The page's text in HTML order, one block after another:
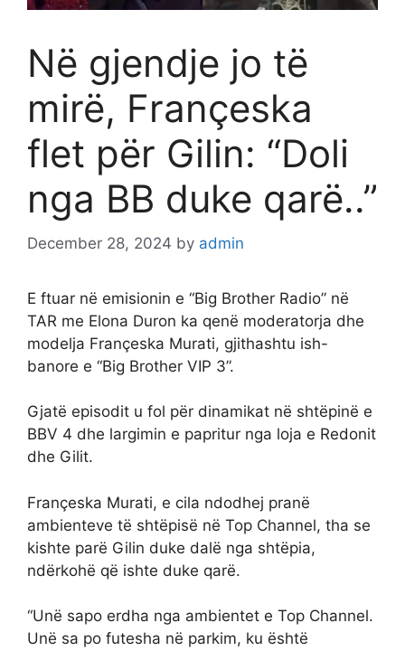
Në gjendje jo të
mirë, Françeska
flet për Gilin: “Doli
nga BB duke qarë..”
December 28, 2024 by admin
E ftuar në emisionin e “Big Brother Radio” në
TAR me Elona Duron ka qenë moderatorja dhe
modelja Françeska Murati, gjithashtu ish-
banore e “Big Brother VIP 3”.
Gjatë episodit u fol për dinamikat në shtëpinë e
BBV 4 dhe largimin e papritur nga loja e Redonit
dhe Gilit.
Françeska Murati, e cila ndodhej pranë
ambienteve të shtëpisë në Top Channel, tha se
kishte parë Gilin duke dalë nga shtëpia,
ndërkohë që ishte duke qarë.
“Unë sapo erdha nga ambientet e Top Channel.
Unë sa po futesha në parkim, ku është